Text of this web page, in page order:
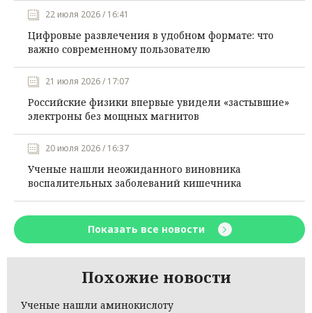
22 июля 2026 / 16:41
Цифровые развлечения в удобном формате: что
важно современному пользователю
21 июля 2026 / 17:07
Российские физики впервые увидели «застывшие»
электроны без мощных магнитов
20 июля 2026 / 16:37
Ученые нашли неожиданного виновника
воспалительных заболеваний кишечника
Показать все новости
Похожие новости
Ученые нашли аминокислоту